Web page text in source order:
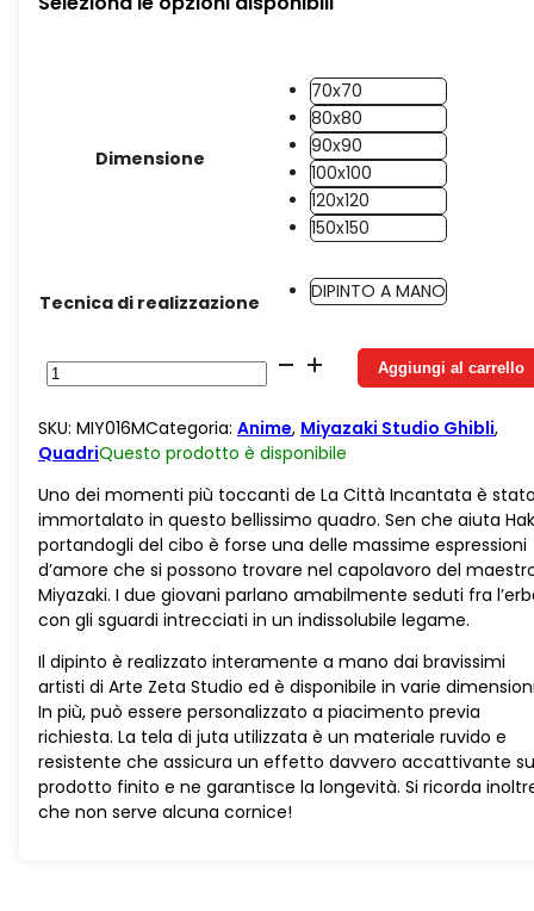
Dimensione
70x70
80x80
90x90
100x100
120x120
150x150
Tecnica di realizzazione DIPINTO A MANO
Juta
Haku
Chihiro
quantità
Aggiungi al carrello
SKU: MIY016MCategoria: Anime, Miyazaki Studio Ghibli,
QuadriQuesto prodotto è disponibile
Uno dei momenti più toccanti de La Città Incantata è
immortalato in questo bellissimo quadro. Sen che aiuta
portandogli del cibo è forse una delle massime espressioni
d’amore che si possono trovare nel capolavoro del
Miyazaki. I due giovani parlano amabilmente seduti fra
con gli sguardi intrecciati in un indissolubile legame.
Il dipinto è realizzato interamente a mano dai bravissimi
artisti di Arte Zeta Studio ed è disponibile in varie
In più, può essere personalizzato a piacimento previa
richiesta. La tela di juta utilizzata è un materiale ruvido e
resistente che assicura un effetto davvero accattivante
prodotto finito e ne garantisce la longevità. Si ricorda
che non serve alcuna cornice!